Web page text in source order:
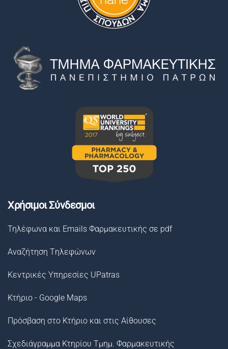
Χρήσιμοι Σύνδεσμοι
Τηλέφωνα και Emails Φαρμακευτικής σε pdf
Αναζήτηση Tηλεφώνων
Κεντρικές Υπηρεσίες UPatras
Κτήριο - Google Maps
Πρόσβαση στο Κτήριο και στις Αίθουσες
Σχεδιάγραμμα Κτηρίου Τμημ. Φαρμακευτικής